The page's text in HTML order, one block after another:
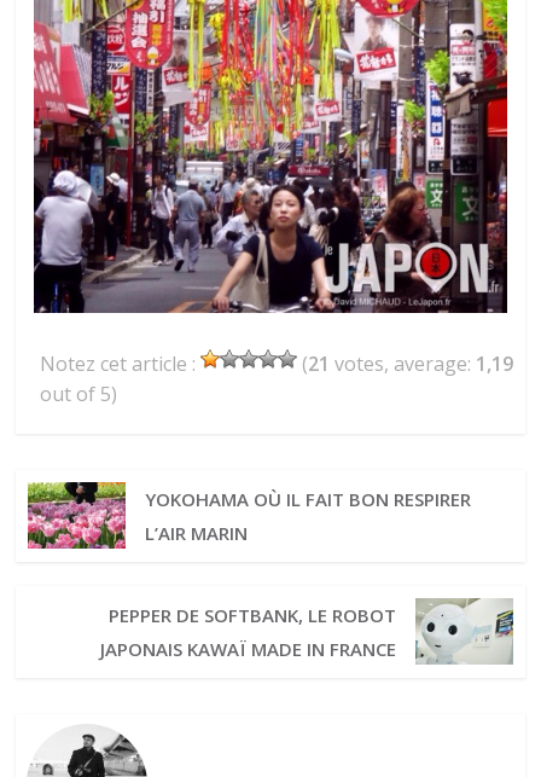
Notez cet article : (21 votes, average: 1,19
out of 5)
YOKOHAMA OÙ IL FAIT BON RESPIRER
L’AIR MARIN
PEPPER DE SOFTBANK, LE ROBOT
JAPONAIS KAWAÏ MADE IN FRANCE